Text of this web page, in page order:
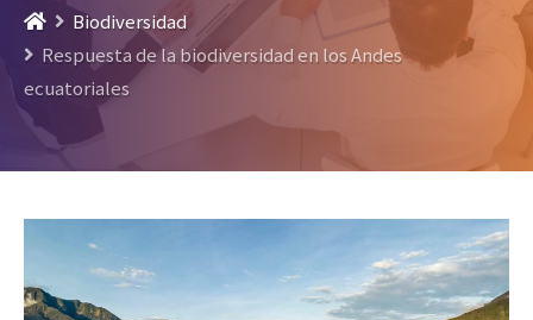
Biodiversidad
Respuesta de la biodiversidad en los Andes
ecuatoriales